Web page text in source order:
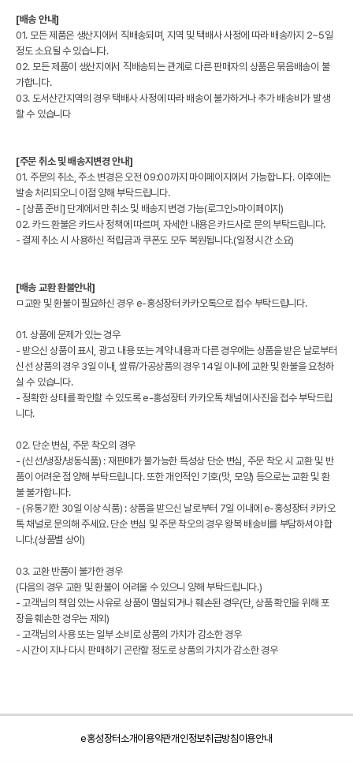
[배송 안내]
01. 모든 제품은 생산지에서 직배송되며, 지역 및 택배사 사정에 따라 배송까지 2~5일
정도 소요될 수 있습니다.
02. 모든 제품이 생산지에서 직배송되는 관계로 다른 판매자의 상품은 묶음배송이 불
가합니다.
03. 도서산간지역의 경우 택배사 사정에 따라 배송이 불가하거나 추가 배송비가 발생
할 수 있습니다
[주문 취소 및 배송지변경 안내]
01. 주문의 취소, 주소 변경은 오전 09:00까지 마이페이지에서 가능합니다. 이후에는
발송 처리되오니 이점 양해 부탁드립니다.
- [상품 준비] 단계에서만 취소 및 배송지 변경 가능(로그인>마이페이지)
02. 카드 환불은 카드사 정책에 따르며, 자세한 내용은 카드사로 문의 부탁드립니다.
- 결제 취소 시 사용하신 적립금과 쿠폰도 모두 복원됩니다.(일정 시간 소요)
[배송 교환 환불안내]
ㅁ교환 및 환불이 필요하신 경우 e-홍성장터 카카오톡으로 접수 부탁드립니다.
01. 상품에 문제가 있는 경우
- 받으신 상품이 표시, 광고 내용 또는 계약 내용과 다른 경우에는 상품을 받은 날로부터
신선 상품의 경우 3일 이내, 쌀류/가공상품의 경우 14일 이내에 교환 및 환불을 요청하
실 수 있습니다.
- 정확한 상태를 확인할 수 있도록 e-홍성장터 카카오톡 채널에 사진을 접수 부탁드립
니다.
02. 단순 변심, 주문 착오의 경우
- (신선/냉장/냉동식품) : 재판매가 불가능한 특성상 단순 변심, 주문 착오 시 교환 및 반
품이 어려운 점 양해 부탁드립니다. 또한 개인적인 기호(맛, 모양) 등으로는 교환 및 환
불 불가합니다.
- (유통기한 30일 이상 식품) : 상품을 받으신 날로부터 7일 이내에 e-홍성장터 카카오
톡 채널로 문의해 주세요. 단순 변심 및 주문 착오의 경우 왕복 배송비를 부담하셔야 합
니다.(상품별 상이)
03. 교환 반품이 불가한 경우
(다음의 경우 교환 및 환불이 어려울 수 있으니 양해 부탁드립니다.)
- 고객님의 책임 있는 사유로 상품이 멸실되거나 훼손된 경우(단, 상품 확인을 위해 포
장을 훼손한 경우는 제외)
- 고객님의 사용 또는 일부 소비로 상품의 가치가 감소한 경우
- 시간이 지나 다시 판매하기 곤란할 정도로 상품의 가치가 감소한 경우
e홍성장터소개이용약관개인정보취급방침이용안내